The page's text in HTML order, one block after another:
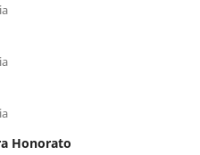
Honorato